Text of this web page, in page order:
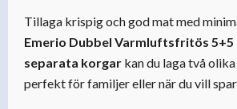
Tillaga krispig och god mat med
Emerio Dubbel Varmluftsfritös
separata korgar kan du laga två
perfekt för familjer eller när du vill